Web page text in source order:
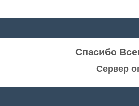
Спасибо
Сервер